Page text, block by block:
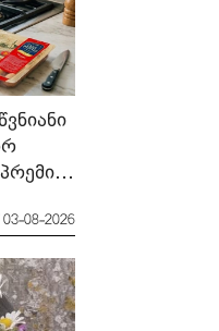
03-08-2026